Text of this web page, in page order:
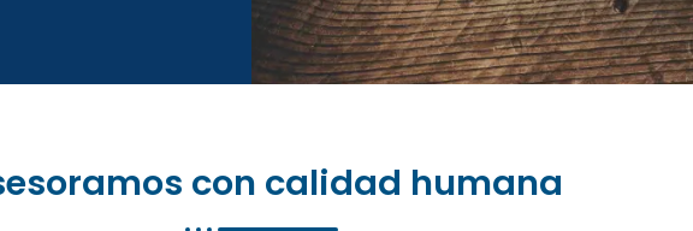
con calidad humana